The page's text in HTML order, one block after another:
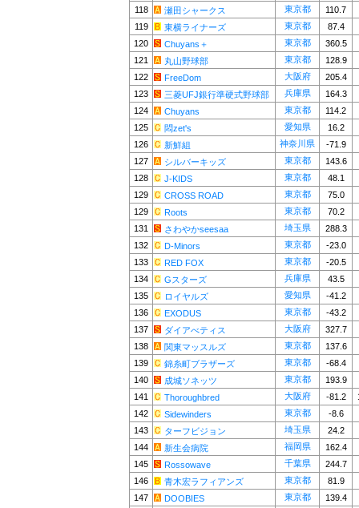
118
瀬田シャークス 東京都
110.7
119
東横ライナーズ 東京都
87.4
120
Chuyans＋ 東京都
360.5
121
丸山野球部 東京都
128.9
122
FreeDom 大阪府
205.4
123
三菱UFJ銀行準硬式野球部 兵庫県
164.3
124
Chuyans 東京都
114.2
125
悶zet's 愛知県
16.2
126
新鮮組 神奈川県
-71.9
127
シルバーキッズ 東京都
143.6
128
J-KIDS 東京都
48.1
129
CROSS ROAD 東京都
75.0
129
Roots 東京都
70.2
131
さわやかseesaa 埼玉県
288.3
132
D-Minors 東京都
-23.0
133
RED FOX 東京都
-20.5
134
Gスターズ 兵庫県
43.5
135
ロイヤルズ 愛知県
-41.2
136
EXODUS 東京都
-43.2
137
ダイアべティス 大阪府
327.7
138
関東マッスルズ 東京都
137.6
139
錦糸町ブラザーズ 東京都
-68.4
140
成城ソネッツ 東京都
193.9
141
Thoroughbred 大阪府 -81.2
142
Sidewinders 東京都
-8.6
143
ターフビジョン 埼玉県
24.2
144
新生会病院 福岡県
162.4
145
Rossowave 千葉県
244.7
146
青木宏ラフィアンズ 東京都
81.9
147
DOOBIES 東京都
139.4